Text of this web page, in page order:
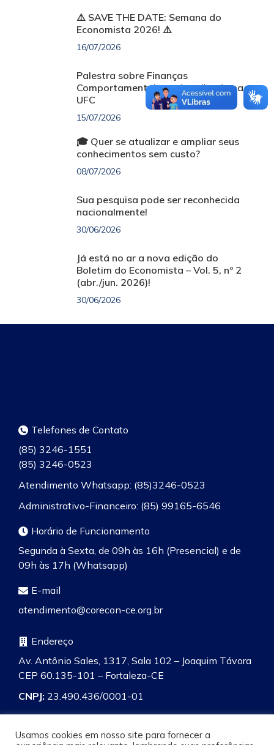
⚠️ SAVE THE DATE: Semana do
Economista 2026! ⚠️
16/07/2026
Palestra sobre Finanças
Comportamentais será realizada na
UFC
15/07/2026
🎓 Quer se atualizar e ampliar seus
conhecimentos sem custo?
08/07/2026
Sua pesquisa pode ser reconhecida
nacionalmente!
30/06/2026
Já está no ar a nova edição do
Boletim do Economista – Vol. 5, nº 2
(abr./jun. 2026)!
30/06/2026
Telefones de Contato
(85) 3246-1551
(85) 3246-0523
Atendimento Whatsapp: (85)3246-0523
Administrativo-Financeiro: (85) 99165-6546
Horário de Funcionamento
Segunda à Sexta, de 09h às 16h (Presencial) e de
09h às 17h (Whatsapp)
E-mail
atendimento@corecon-ce.org.br
Endereço
Av. Antônio Sales, 1317, Sala 102 – Joaquim Távora
CEP 60.135-101 – Fortaleza-CE
CNPJ: 23.490.436/0001-01
Usamos cookies em nosso site para fornecer a